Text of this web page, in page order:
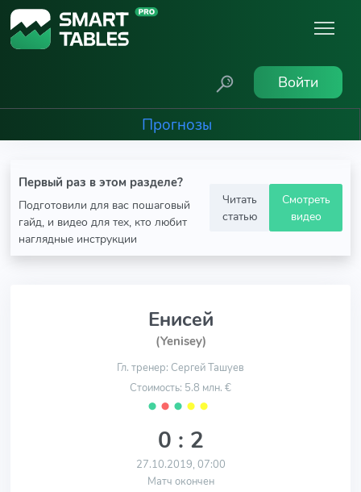
Войти
Прогнозы
Первый раз в этом разделе?
Подготовили для вас пошаговый
гайд, и видео для тех, кто любит
наглядные инструкции
Читать
статью
Смотреть
видео
Енисей
(Yenisey)
Гл. тренер: Сергей Ташуев
Стоимость: 5.8 млн. €
⬤ ⬤ ⬤ ⬤ ⬤
0 : 2
27.10.2019, 07:00
Матч окончен